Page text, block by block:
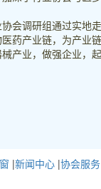
会调研组通过实地
药产业链，为产业
产业，做强企业，
|新闻中心 |协会服务